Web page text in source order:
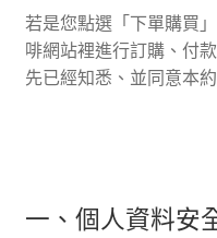
方案&禮品
若是您點選「下單購買
啡網站裡進行訂購、付
先已經知悉、並同意本
一、個人資料安